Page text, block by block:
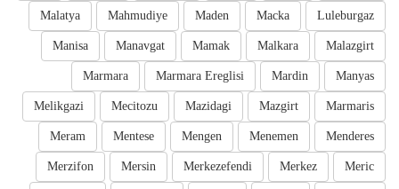
Luleburgaz
Macka
Maden
Mahmudiye
Malatya
Malazgirt
Malkara
Mamak
Manavgat
Manisa
Manyas
Mardin
Marmara Ereglisi
Marmara
Marmaris
Mazgirt
Mazidagi
Mecitozu
Melikgazi
Menderes
Menemen
Mengen
Mentese
Meram
Meric
Merkez
Merkezefendi
Mersin
Merzifon